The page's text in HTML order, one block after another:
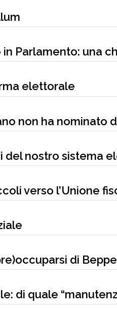
Parlamento: una
elettorale
non ha nominato
del nostro sistema
verso l’Unione
di
di quale